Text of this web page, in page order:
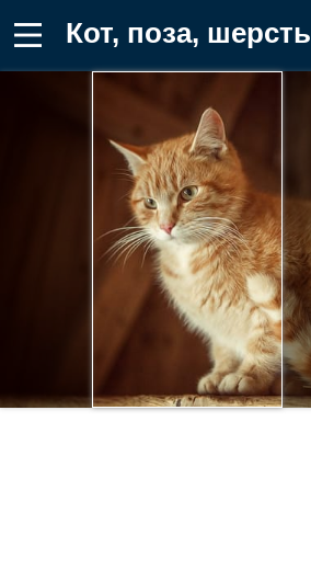
Кот, поза, шерсть, усы Обои для телефона